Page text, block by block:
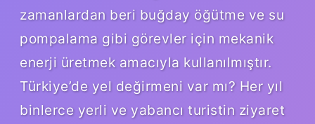
zamanlardan beri buğday öğütme ve su
pompalama gibi görevler için mekanik
enerji üretmek amacıyla kullanılmıştır.
Türkiye’de yel değirmeni var mı? Her yıl
binlerce yerli ve yabancı turistin ziyaret